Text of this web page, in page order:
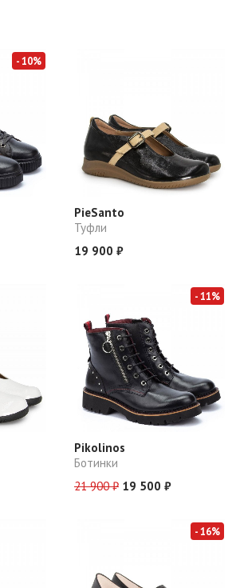
- 10%
PieSanto
Туфли
19 900 ₽
- 11%
Pikolinos
Ботинки
21 900 ₽ 19 500 ₽
- 16%